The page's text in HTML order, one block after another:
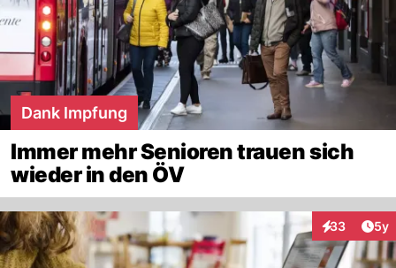
Dank Impfung
Immer mehr Senioren trauen sich
wieder in den ÖV
33
Interaktionen
5y